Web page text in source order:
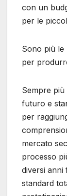
con un
per le
Sono più le
per
Sempre
futuro e
per
mercato
processo
diversi anni
standard